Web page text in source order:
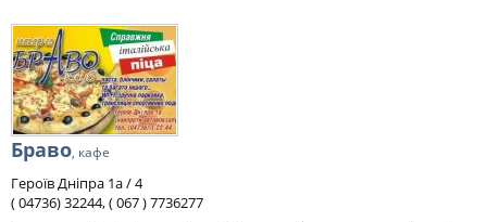
Браво, кафе
Героїв Дніпра 1а / 4
( 04736) 32244, ( 067 ) 7736277